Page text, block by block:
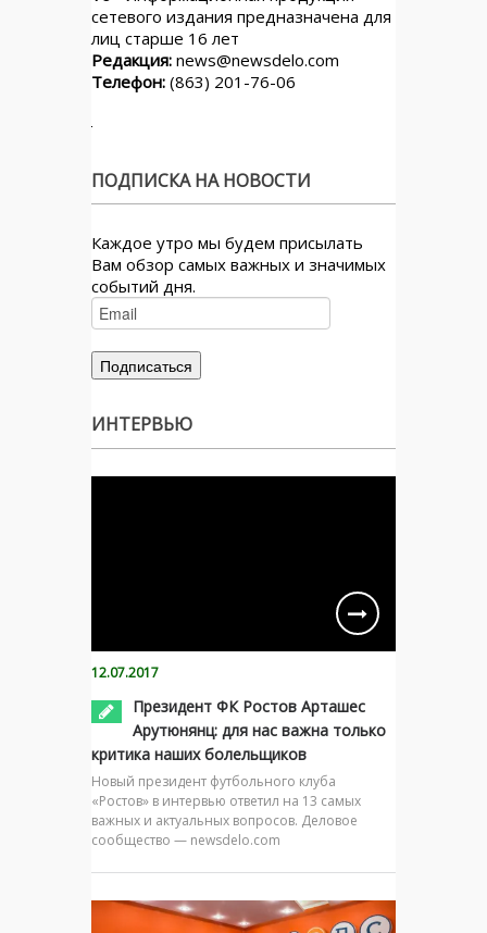
сетевого издания предназначена для
лиц старше 16 лет
Редакция: news@newsdelo.com
Телефон: (863) 201-76-06
ПОДПИСКА НА НОВОСТИ
Каждое утро мы будем присылать
Вам обзор самых важных и значимых
событий дня.
ИНТЕРВЬЮ
12.07.2017
Президент ФК Ростов Арташес
Арутюнянц: для нас важна только
критика наших болельщиков
Новый президент футбольного клуба
«Ростов» в интервью ответил на 13 самых
важных и актуальных вопросов. Деловое
сообщество — newsdelo.com